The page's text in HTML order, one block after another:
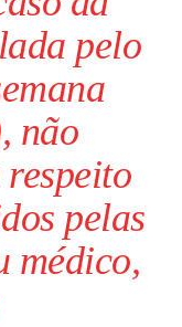
pelo
não
pelas
médico,